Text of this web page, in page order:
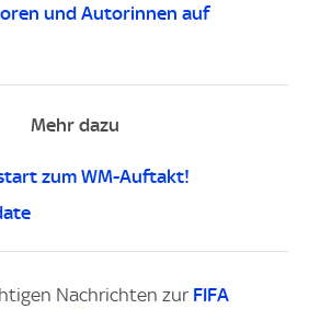
und Autorinnen auf
Mehr dazu
zum WM-Auftakt!
Nachrichten zur FIFA